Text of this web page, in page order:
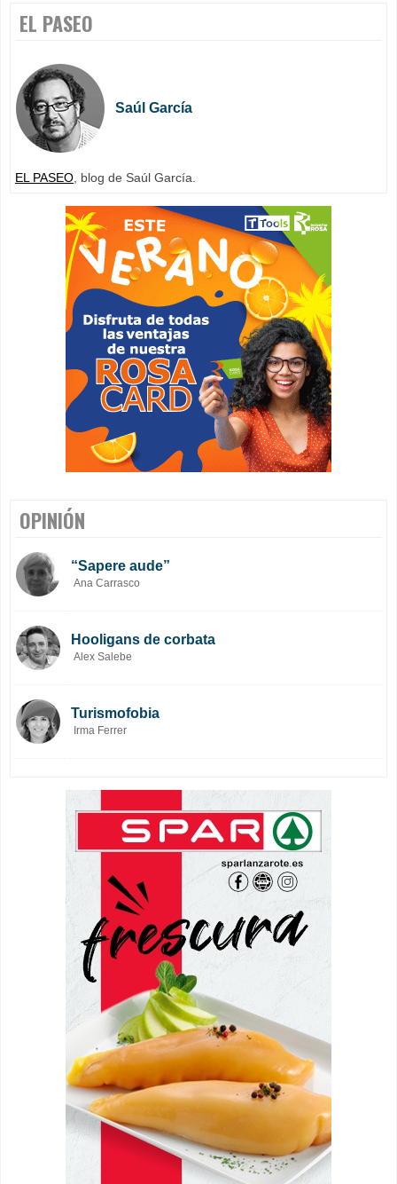
EL PASEO
Saúl García
EL PASEO , blog de Saúl García.
OPINIÓN
“Sapere aude”
Ana Carrasco
Hooligans de corbata
Alex Salebe
Turismofobia
Irma Ferrer